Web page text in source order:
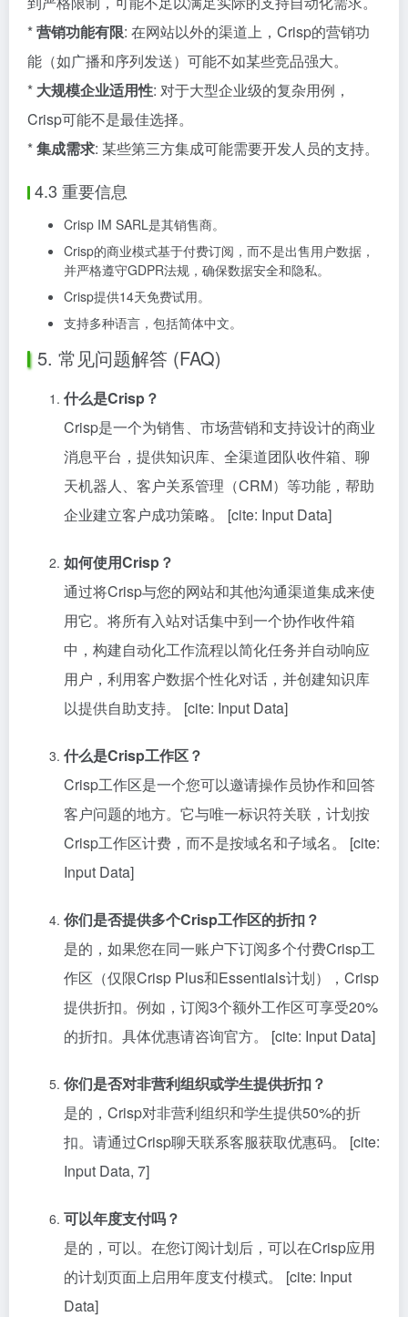
*营销功能有限: 在网站以外的渠道上，Crisp的营销功
能（如广播和序列发送）可能不如某些竞品强大。
* 大规模企业适用性: 对于大型企业级的复杂用例，
Crisp可能不是最佳选择。
*集成需求: 某些第三方集成可能需要开发人员的支持。
4.3 重要信息
Crisp IM SARL是其销售商。
Crisp的商业模式基于付费订阅，而不是出售用户数据，
并严格遵守GDPR法规，确保数据安全和隐私。
Crisp提供14天免费试用。
支持多种语言，包括简体中文。
5. 常见问题解答 (FAQ)
什么是Crisp？
Crisp是一个为销售、市场营销和支持设计的商业
消息平台，提供知识库、全渠道团队收件箱、聊
天机器人、客户关系管理（CRM）等功能，帮助
企业建立客户成功策略。 [cite: Input Data]
如何使用Crisp？
通过将Crisp与您的网站和其他沟通渠道集成来使
用它。将所有入站对话集中到一个协作收件箱
中，构建自动化工作流程以简化任务并自动响应
用户，利用客户数据个性化对话，并创建知识库
以提供自助支持。 [cite: Input Data]
什么是Crisp工作区？
Crisp工作区是一个您可以邀请操作员协作和回答
客户问题的地方。它与唯一标识符关联，计划按
Crisp工作区计费，而不是按域名和子域名。 [cite:
Input Data]
你们是否提供多个Crisp工作区的折扣？
是的，如果您在同一账户下订阅多个付费Crisp工
作区（仅限Crisp Plus和Essentials计划），Crisp
提供折扣。例如，订阅3个额外工作区可享受20%
的折扣。具体优惠请咨询官方。 [cite: Input Data]
你们是否对非营利组织或学生提供折扣？
是的，Crisp对非营利组织和学生提供50%的折
扣。请通过Crisp聊天联系客服获取优惠码。 [cite:
Input Data, 7]
可以年度支付吗？
是的，可以。在您订阅计划后，可以在Crisp应用
的计划页面上启用年度支付模式。 [cite: Input
Data]